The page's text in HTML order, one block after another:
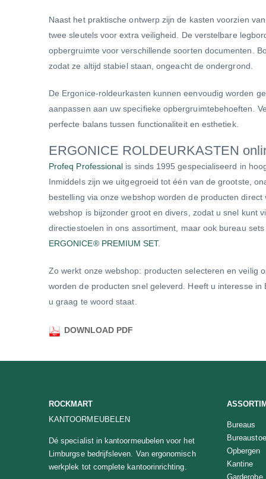
Naast het praktische ontwerp zijn de kasten voorzien
twee sleutels voor extra veiligheid. De verstelbare
opbergruimte voor verschillende soorten documenten.
zodat ze altijd stabiel staan, ongeacht de ondergrond.
De Ergonice-roldeurkasten kunnen eenvoudig worden
aanpassen aan uw specifieke opbergruimtebehoeften.
perfecte balans tussen functionaliteit en esthetiek.
ERGONICE ROLDEURKASTEN
Profeq Professional is sinds 1995 gespecialiseerd in
Inmiddels zijn we uitgegroeid tot één van de grootste,
bestelling via onze webshop worden de producten direct
webshop is bijzonder groot en divers, zodat u snel kunt
directiestoelen in ons assortiment, maar ook bureau
ERGONICE® PREMIUM SET.
Zo werkt onze webshop: producten selecteren en veilig
worden de producten snel geleverd. Heeft u interesse
u graag te woord staat.
DOWNLOAD PDF
ROCKMART
KANTOORMEUBELEN
Dé specialist in kantoormeubelen voor het
Limburgse bedrijfsleven. Van ergonomisch
werkplek tot complete kantoorinrichting.
Bureaus
Opbergen
Kantine
Garderobe